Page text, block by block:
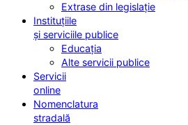
Extrase din legislație
Instituțiile
și serviciile publice
Educația
Alte servicii publice
Servicii
online
Nomenclatura
stradală